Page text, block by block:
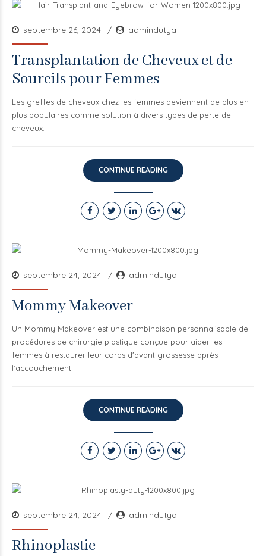
septembre 26, 2024 admindutya
Transplantation de Cheveux et de
Sourcils pour Femmes
Les greffes de cheveux chez les femmes deviennent de plus en
plus populaires comme solution à divers types de perte de
cheveux.
CONTINUE READING
septembre 24, 2024 admindutya
Mommy Makeover
Un Mommy Makeover est une combinaison personnalisable de
procédures de chirurgie plastique conçue pour aider les
femmes à restaurer leur corps d'avant grossesse après
l'accouchement.
CONTINUE READING
septembre 24, 2024 admindutya
Rhinoplastie